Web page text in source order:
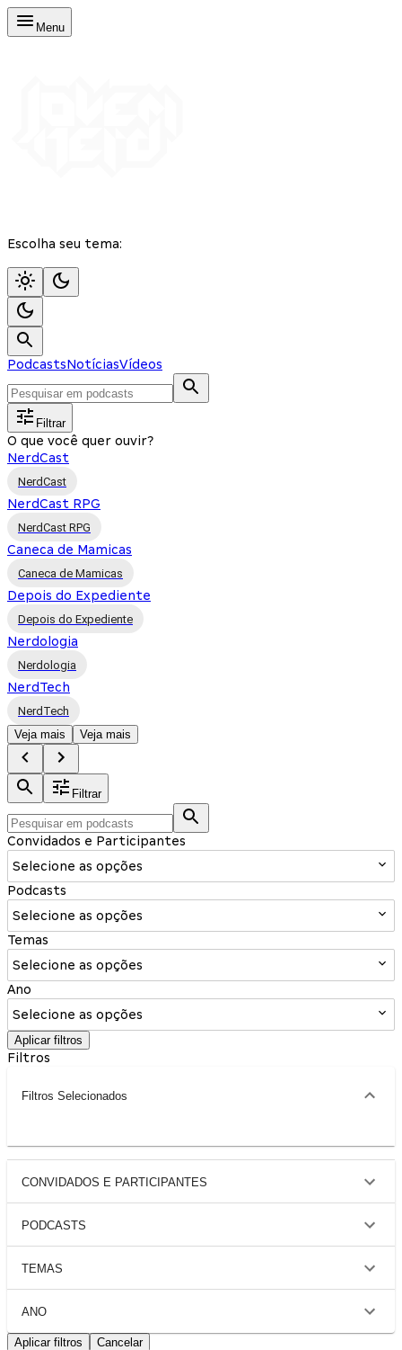
Menu
Escolha seu tema:
PodcastsNotíciasVídeos
Filtrar
O que você quer ouvir?
NerdCast
NerdCast
NerdCast RPG
NerdCast RPG
Caneca de Mamicas
Caneca de Mamicas
Depois do Expediente
Depois do Expediente
Nerdologia
Nerdologia
NerdTech
NerdTech
Veja mais
Veja mais
Filtrar
Convidados e Participantes
Selecione as opções
Podcasts
Selecione as opções
Temas
Selecione as opções
Ano
Selecione as opções
Aplicar filtros
Filtros
Filtros Selecionados
CONVIDADOS E PARTICIPANTES
PODCASTS
TEMAS
ANO
Aplicar filtros Cancelar